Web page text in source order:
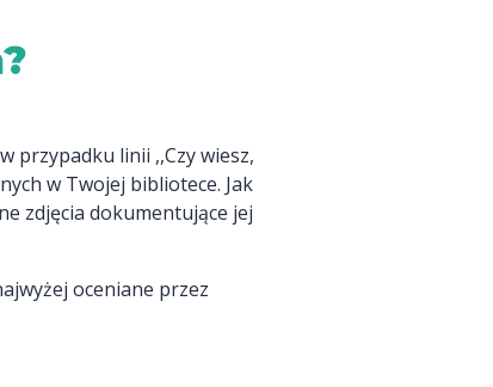
przypadku linii ,,Czy wiesz,
w Twojej bibliotece. Jak
zdjęcia dokumentujące jej
oceniane przez